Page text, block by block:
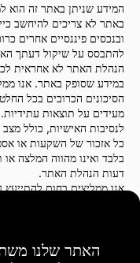
האתר שלנו
המידע שניתן באתר זה הוא
באתר לא צריכים להיחשב
ובנכסים פיננסיים אחרים
להתבסס על שיקול דעתך
הנהלת האתר לא אחראית
במידע שסופק באתר. אנו
הסיכונים הכרוכים בכל
מעידים על תוצאות
לנסיבות האישיות, כולל מצב
כל אזכור של השקעות או
בלבד ואינו מהווה המלצה
דעות הנהלת האתר.
אנו ממליצים בחום להתייעץ
לכל אובדן או נזק ישיר